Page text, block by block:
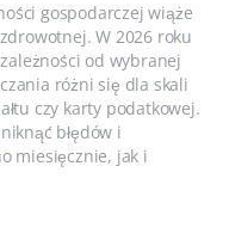
gospodarczej wiąże
W 2026 roku
od wybranej
różni się dla skali
czy karty podatkowej.
błędów i
miesięcznie, jak i